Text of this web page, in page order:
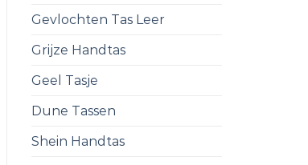
Gevlochten Tas Leer
Grijze Handtas
Geel Tasje
Dune Tassen
Shein Handtas